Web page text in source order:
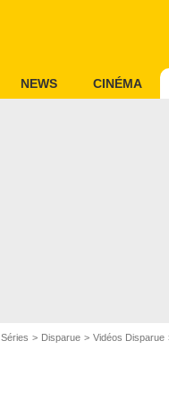
NEWS CINÉMA
Séries Disparue Vidéos Disparue